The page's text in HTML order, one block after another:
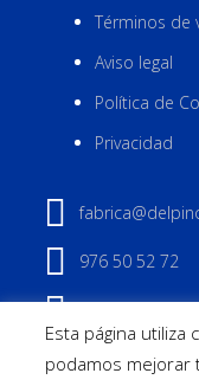
Términos de
Aviso legal
Política de
Privacidad
976 50 52 72
Contactar
Esta página utiliza
podamos mejorar